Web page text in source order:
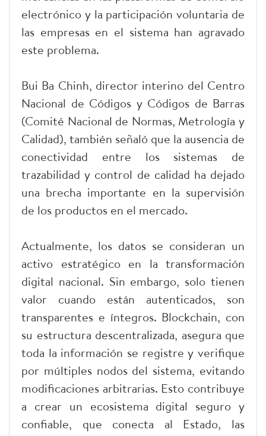
electrónico y la participación voluntaria de
las empresas en el sistema han agravado
este problema.
Bui Ba Chinh, director interino del Centro
Nacional de Códigos y Códigos de Barras
(Comité Nacional de Normas, Metrología y
Calidad), también señaló que la ausencia de
conectividad entre los sistemas de
trazabilidad y control de calidad ha dejado
una brecha importante en la supervisión
de los productos en el mercado.
Actualmente, los datos se consideran un
activo estratégico en la transformación
digital nacional. Sin embargo, solo tienen
valor cuando están autenticados, son
transparentes e íntegros. Blockchain, con
su estructura descentralizada, asegura que
toda la información se registre y verifique
por múltiples nodos del sistema, evitando
modificaciones arbitrarias. Esto contribuye
a crear un ecosistema digital seguro y
confiable, que conecta al Estado, las